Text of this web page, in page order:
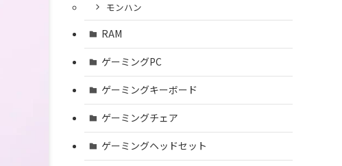
モンハン
RAM
ゲーミングPC
ゲーミングキーボード
ゲーミングチェア
ゲーミングヘッドセット